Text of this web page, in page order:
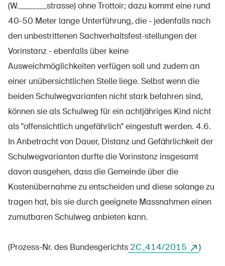
(W.________strasse) ohne Trottoir; dazu kommt eine rund
40-50 Meter lange Unterführung, die - jedenfalls nach
den unbestrittenen Sachverhaltsfest-stellungen der
Vorinstanz - ebenfalls über keine
Ausweichmöglichkeiten verfügen soll und zudem an
einer unübersichtlichen Stelle liege. Selbst wenn die
beiden Schulwegvarianten nicht stark befahren sind,
können sie als Schulweg für ein achtjähriges Kind nicht
als "offensichtlich ungefährlich" eingestuft werden. 4.6.
In Anbetracht von Dauer, Distanz und Gefährlichkeit der
Schulwegvarianten durfte die Vorinstanz insgesamt
davon ausgehen, dass die Gemeinde über die
Kostenübernahme zu entscheiden und diese solange zu
tragen hat, bis sie durch geeignete Massnahmen einen
zumutbaren Schulweg anbieten kann.
(Prozess-Nr. des Bundesgerichts 2C_414/2015 )